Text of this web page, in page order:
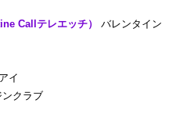
Callテレエッチ）
バレンタイン
イ
ンクラブ